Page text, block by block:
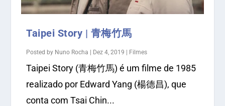
Taipei Story | 青梅竹馬
Posted by Nuno Rocha | Dez 4, 2019 | Filmes
Taipei Story (青梅竹馬) é um filme de 1985
realizado por Edward Yang (楊德昌), que
conta com Tsai Chin...